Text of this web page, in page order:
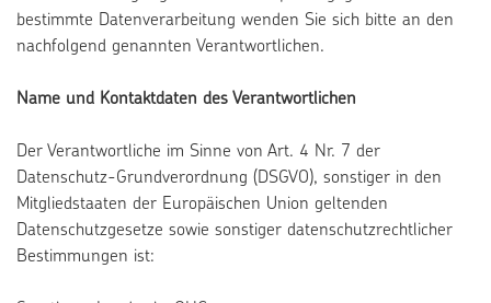
bestimmte Datenverarbeitung wenden Sie sich bitte an den
nachfolgend genannten Verantwortlichen.
Name und Kontaktdaten des Verantwortlichen
Der Verantwortliche im Sinne von Art. 4 Nr. 7 der
Datenschutz-Grundverordnung (DSGVO), sonstiger in den
Mitgliedstaaten der Europäischen Union geltenden
Datenschutzgesetze sowie sonstiger datenschutzrechtlicher
Bestimmungen ist: